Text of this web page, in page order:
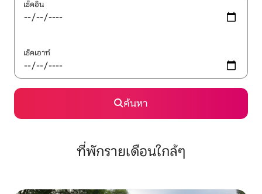
เช็คอิน
เช็คเอาท์
ค้นหา
ที่พักรายเดือนใกล้ๆ